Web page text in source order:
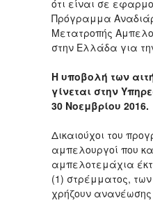
ότι είναι σε
Πρόγραμμα
Μετατροπής
στην Ελλάδα για
Η υποβολή των
γίνεται στην
30 Νοεμβρίου 2016.
Δικαιούχοι του
αμπελουργοί που
αμπελοτεμάχια
(1) στρέμματος, των
χρήζουν